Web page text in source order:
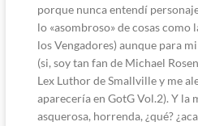
porque nunca entendí
lo «asombroso» de cosas como
los Vengadores) aunque para
(si, soy tan fan de Michael
Lex Luthor de Smallville y me
aparecería en GotG Vol.2). Y la
asquerosa, horrenda, ¿qué?